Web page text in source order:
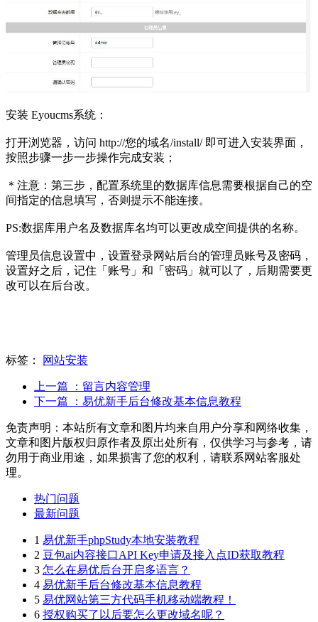
安装 Eyoucms系统：
打开浏览器，访问 http://您的域名/install/ 即可进入安装界面，
按照步骤一步一步操作完成安装；
＊注意：第三步，配置系统里的数据库信息需要根据自己的空
间指定的信息填写，否则提示不能连接。
PS:数据库用户名及数据库名均可以更改成空间提供的名称。
管理员信息设置中，设置登录网站后台的管理员账号及密码，
设置好之后，记住「账号」和「密码」就可以了，后期需要更
改可以在后台改。
标签： 网站安装
上一篇
：留言内容管理
下一篇
：易优新手后台修改基本信息教程
免责声明：本站所有文章和图片均来自用户分享和网络收集，
文章和图片版权归原作者及原出处所有，仅供学习与参考，请
勿用于商业用途，如果损害了您的权利，请联系网站客服处
理。
热门问题
最新问题
1 易优新手phpStudy本地安装教程
2 豆包ai内容接口API Key申请及接入点ID获取教程
3 怎么在易优后台开启多语言？
4 易优新手后台修改基本信息教程
5 易优网站第三方代码手机移动端教程！
6 授权购买了以后要怎么更改域名呢？